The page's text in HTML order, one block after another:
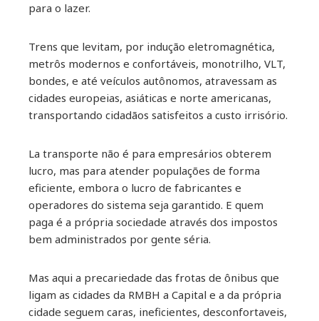
para o lazer.
Trens que levitam, por indução eletromagnética,
metrôs modernos e confortáveis, monotrilho, VLT,
bondes, e até veículos autônomos, atravessam as
cidades europeias, asiáticas e norte americanas,
transportando cidadãos satisfeitos a custo irrisório.
La transporte não é para empresários obterem
lucro, mas para atender populações de forma
eficiente, embora o lucro de fabricantes e
operadores do sistema seja garantido. E quem
paga é a própria sociedade através dos impostos
bem administrados por gente séria.
Mas aqui a precariedade das frotas de ônibus que
ligam as cidades da RMBH a Capital e a da própria
cidade seguem caras, ineficientes, desconfortaveis,